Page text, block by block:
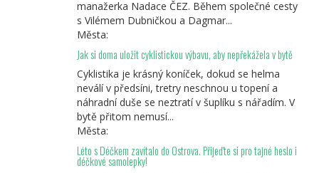
manažerka Nadace ČEZ. Během společné cesty
s Vilémem Dubničkou a Dagmar...
Města:
Jak si doma uložit cyklistickou výbavu, aby nepřekážela v bytě
Cyklistika je krásný koníček, dokud se helma
neválí v předsíni, tretry neschnou u topení a
náhradní duše se neztratí v šuplíku s nářadím. V
bytě přitom nemusí...
Města:
Léto s Déčkem zavítalo do Ostrova. Přijeďte si pro tajné heslo i
déčkové samolepky!